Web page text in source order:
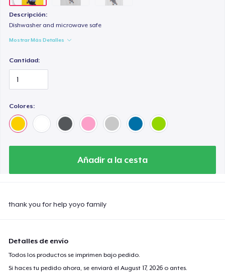
Descripción:
Dishwasher and microwave safe
Mostrar Más Detalles
Cantidad:
Colores:
Añadir a la cesta
thank you for help yoyo family
Detalles de envío
Todos los productos se imprimen bajo pedido.
Si haces tu pedido ahora, se enviará elAugust 17, 2026 o antes.